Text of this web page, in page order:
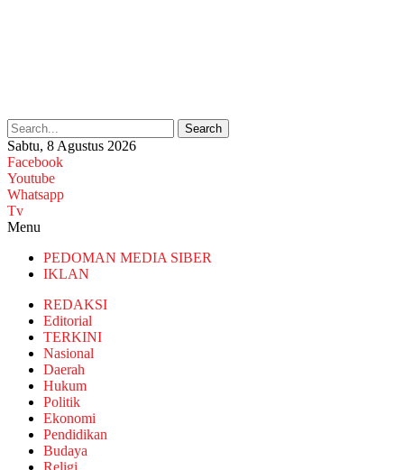
Search
Sabtu, 8 Agustus 2026
Facebook
Youtube
Whatsapp
Tv
Menu
PEDOMAN MEDIA SIBER
IKLAN
REDAKSI
Editorial
TERKINI
Nasional
Daerah
Hukum
Politik
Ekonomi
Pendidikan
Budaya
Religi